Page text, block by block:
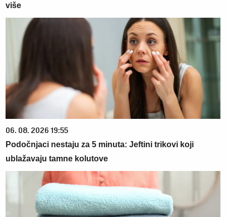
više
06. 08. 2026 19:55
Podočnjaci nestaju za 5 minuta: Jeftini trikovi koji
ublažavaju tamne kolutove